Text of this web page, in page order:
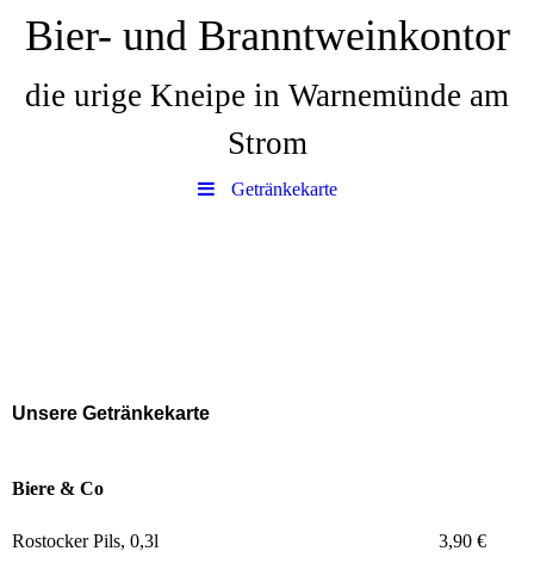
Bier- und Branntweinkontor
die urige Kneipe in Warnemünde am
Strom
Getränkekarte
Unsere Getränkekarte
Biere & Co
Rostocker Pils, 0,3l 3,90 €